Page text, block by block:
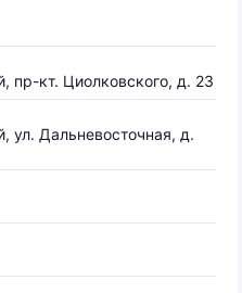
пр-кт. Циолковского, д. 23
ул. Дальневосточная, д.